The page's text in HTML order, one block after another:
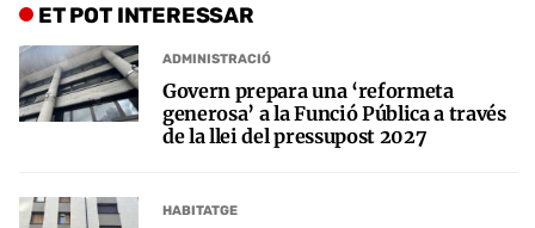
ET POT INTERESSAR
ADMINISTRACIÓ
Govern prepara una ‘reformeta
generosa’ a la Funció Pública a través
de la llei del pressupost 2027
HABITATGE